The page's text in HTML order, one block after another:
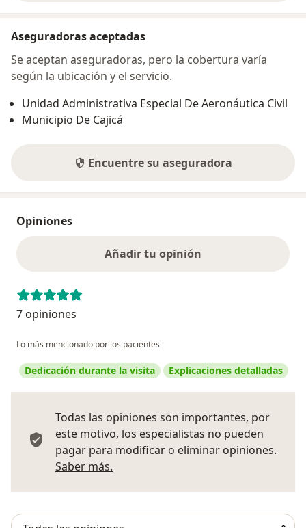
Aseguradoras aceptadas
Se aceptan aseguradoras, pero la cobertura varía
según la ubicación y el servicio.
Unidad Administrativa Especial De Aeronáutica Civil
Municipio De Cajicá
Encuentre su aseguradora
Opiniones
Añadir tu opinión
7 opiniones
Lo más mencionado por los pacientes
Dedicación durante la visita Explicaciones detalladas
Todas las opiniones son importantes, por
este motivo, los especialistas no pueden
pagar para modificar o eliminar opiniones.
Saber más.